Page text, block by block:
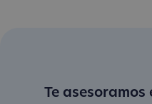
Te asesoramos